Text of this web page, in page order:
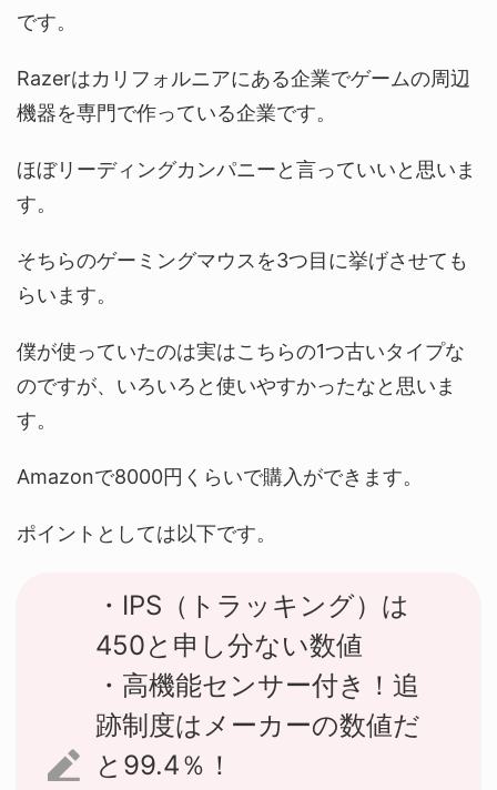
です。
Razerはカリフォルニアにある企業でゲームの周辺
機器を専門で作っている企業です。
ほぼリーディングカンパニーと言っていいと思いま
す。
そちらのゲーミングマウスを3つ目に挙げさせても
らいます。
僕が使っていたのは実はこちらの1つ古いタイプな
のですが、いろいろと使いやすかったなと思いま
す。
Amazonで8000円くらいで購入ができます。
ポイントとしては以下です。
・IPS（トラッキング）は
450と申し分ない数値
・高機能センサー付き！追
跡制度はメーカーの数値だ
と99.4％！